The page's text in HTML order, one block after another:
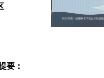
要：